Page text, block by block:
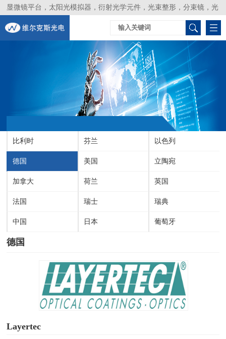
显微镜平台，太阳光模拟器，衍射光学元件，光束整形，分束镜，光
谱仪，生物激光器，光束分析仪，Layertec
比利时 芬兰 以色列
德国 美国 立陶宛
加拿大 荷兰 英国
法国 瑞士 瑞典
中国 日本 葡萄牙
德国
Layertec